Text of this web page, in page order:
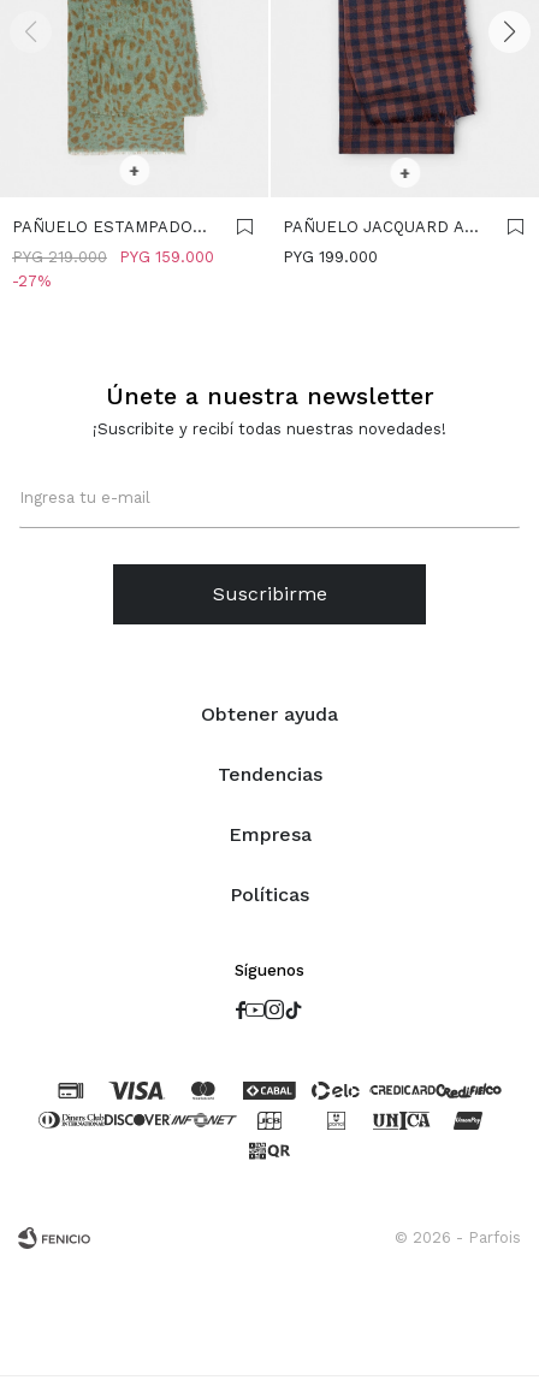
SELECCIONAR TALLE
+
PAÑUELO ESTAMPADO
CON LINO - MULTICOLOR
PYG 159.000
PYG 219.000
27
SELECCIONAR TALLE
+
PAÑUELO JACQUARD A
CUADROS CON LANA -
PYG 199.000
Obtener ayuda
Tendencias
Empresa
Políticas
Únete a nuestra newsletter
¡Suscribite y recibí todas nuestras novedades!
Suscribirme
Síguenos

© 2026 - Parfois